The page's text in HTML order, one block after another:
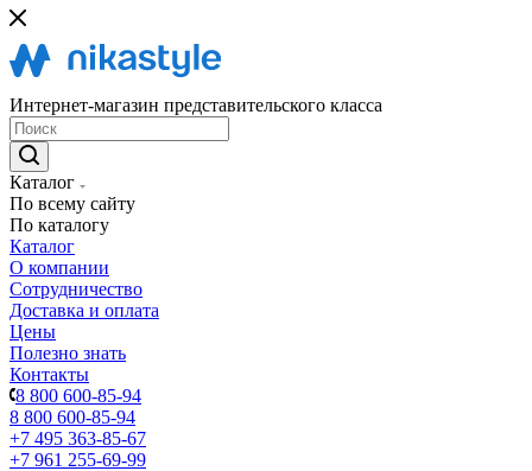
Интернет-магазин представительского класса
Каталог
По всему сайту
По каталогу
Каталог
О компании
Сотрудничество
Доставка и оплата
Цены
Полезно знать
Контакты
8 800 600-85-94
8 800 600-85-94
+7 495 363-85-67
+7 961 255-69-99